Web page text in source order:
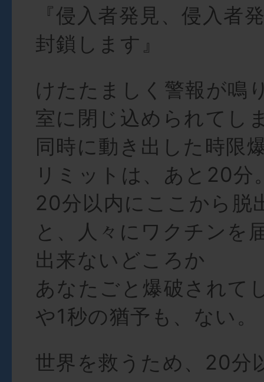
『侵入者発見、侵入者
封鎖します』
けたたましく警報が鳴
室に閉じ込められてし
同時に動き出した時限
リミットは、あと20分
20分以内にここから脱
と、人々にワクチンを
出来ないどころか
あなたごと爆破されて
や1秒の猶予も、ない。
世界を救うため、20分